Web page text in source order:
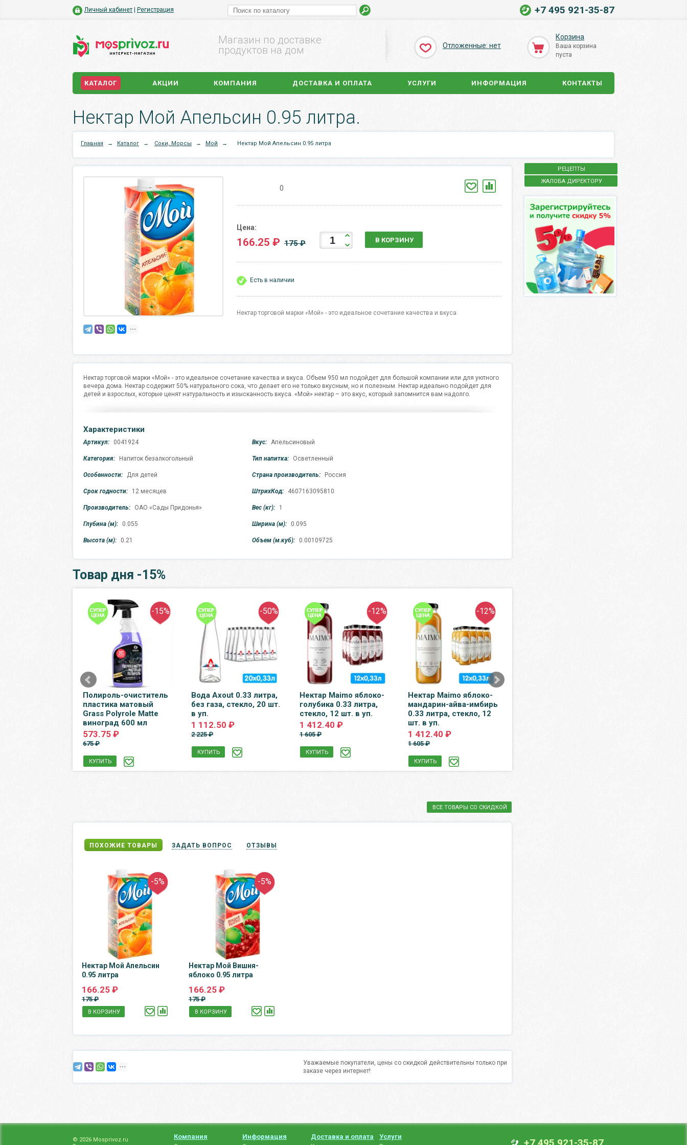
Личный кабинет Регистрация +7 495 921-35-87
Магазин по доставке
продуктов на дом
Отложенные: нет
Корзина
Ваша корзина
пуста
КАТАЛОГ АКЦИИ КОМПАНИЯ ДОСТАВКА И ОПЛАТА УСЛУГИ ИНФОРМАЦИЯ КОНТАКТЫ
Нектар Мой Апельсин 0.95 литра.
Главная → Каталог → Соки, Морсы → Мой → Нектар Мой Апельсин 0.95 литра
0
Цена:
166.25 ₽ 175 ₽ В КОРЗИНУ
Есть в наличии
Нектар торговой марки «Мой» - это идеальное сочетание качества и вкуса.
Нектар торговой марки «Мой» - это идеальное сочетание качества и вкуса. Объем 950 мл подойдет для большой компании или для уютного
вечера дома. Нектар содержит 50% натурального сока, что делает его не только вкусным, но и полезным. Нектар идеально подойдет для
детей и взрослых, которые ценят натуральность и изысканность вкуса. «Мой» нектар – это вкус, который запомнится вам надолго.
Характеристики
Артикул: 0041924 Вкус: Апельсиновый
Категория: Напиток безалкогольный Тип напитка: Осветленный
Особенности: Для детей Страна производитель: Россия
Срок годности: 12 месяцев ШтрихКод: 4607163095810
Производитель: ОАО «Сады Придонья» Вес (кг): 1
Глубина (м): 0.055 Ширина (м): 0.095
Высота (м): 0.21 Объем (м.куб): 0.00109725
Товар дня -15%
-15%
Полироль-очиститель
пластика матовый
Grass Polyrole Matte
виноград 600 мл
573.75 ₽
675 ₽
КУПИТЬ
-50%
Вода Axout 0.33 литра,
без газа, стекло, 20 шт.
в уп.
1 112.50 ₽
2 225 ₽
КУПИТЬ
-12%
Нектар Maimo яблоко-
голубика 0.33 литра,
стекло, 12 шт. в уп.
1 412.40 ₽
1 605 ₽
КУПИТЬ
-12%
Нектар Maimo яблоко-
мандарин-айва-имбирь
0.33 литра, стекло, 12
шт. в уп.
1 412.40 ₽
1 605 ₽
КУПИТЬ
ВСЕ ТОВАРЫ СО СКИДКОЙ
ПОХОЖИЕ ТОВАРЫ ЗАДАТЬ ВОПРОС ОТЗЫВЫ
-5%
Нектар Мой Апельсин
0.95 литра
166.25 ₽
175 ₽
В КОРЗИНУ
-5%
Нектар Мой Вишня-
яблоко 0.95 литра
166.25 ₽
175 ₽
В КОРЗИНУ
Уважаемые покупатели, цены со скидкой действительны только при
заказе через интернет!
РЕЦЕПТЫ
ЖАЛОБА ДИРЕКТОРУ
© 2026 Mosprivoz.ru
Компания Информация Доставка и оплата Услуги